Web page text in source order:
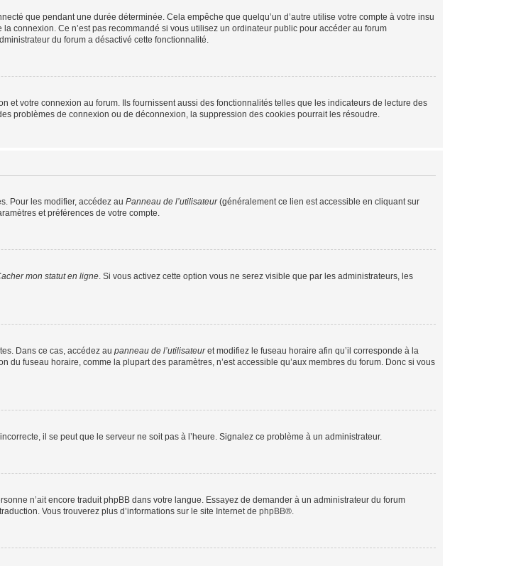
que pendant une durée déterminée. Cela empêche que quelqu’un d’autre utilise votre compte à votre insu
la connexion. Ce n’est pas recommandé si vous utilisez un ordinateur public pour accéder au forum
du forum a désactivé cette fonctionnalité.
et votre connexion au forum. Ils fournissent aussi des fonctionnalités telles que les indicateurs de lecture des
problèmes de connexion ou de déconnexion, la suppression des cookies pourrait les résoudre.
Pour les modifier, accédez au Panneau de l’utilisateur(généralement ce lien est accessible en cliquant sur
et préférences de votre compte.
mon statut en ligne. Si vous activez cette option vous ne serez visible que par les administrateurs, les
Dans ce cas, accédez au panneau de l’utilisateuret modifiez le fuseau horaire afin qu’il corresponde à la
fuseau horaire, comme la plupart des paramètres, n’est accessible qu’aux membres du forum. Donc si vous
il se peut que le serveur ne soit pas à l’heure. Signalez ce problème à un administrateur.
n’ait encore traduit phpBB dans votre langue. Essayez de demander à un administrateur du forum
Vous trouverez plus d’informations sur le site Internet de phpBB®.